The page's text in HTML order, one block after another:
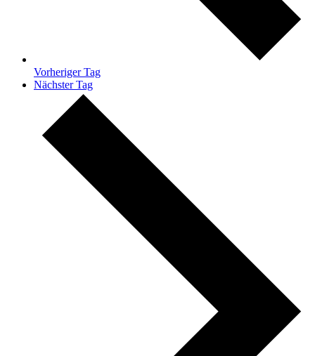
Vorheriger Tag
Nächster Tag